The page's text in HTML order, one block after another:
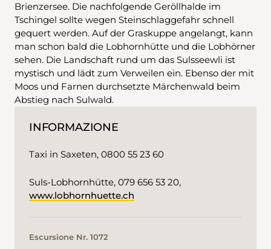
Brienzersee. Die nachfolgende Geröllhalde im
Tschingel sollte wegen Steinschlaggefahr schnell
gequert werden. Auf der Graskuppe angelangt, kann
man schon bald die Lobhornhütte und die Lobhörner
sehen. Die Landschaft rund um das Sulsseewli ist
mystisch und lädt zum Verweilen ein. Ebenso der mit
Moos und Farnen durchsetzte Märchenwald beim
Abstieg nach Sulwald.
INFORMAZIONE
Taxi in Saxeten, 0800 55 23 60
Suls-Lobhornhütte, 079 656 53 20,
www.lobhornhuette.ch
Escursione Nr. 1072